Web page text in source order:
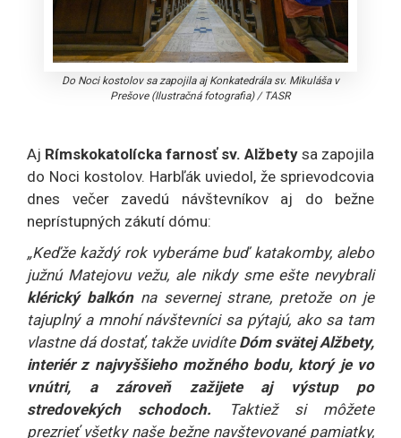
Do Noci kostolov sa zapojila aj Konkatedrála sv. Mikuláša v
Prešove (Ilustračná fotografia)/ TASR
Aj Rímskokatolícka farnosť sv. Alžbety sa zapojila
do Noci kostolov. Harbľák uviedol, že sprievodcovia
dnes večer zavedú návštevníkov aj do bežne
neprístupných zákutí dómu:
„Keďže každý rok vyberáme buď katakomby, alebo
južnú Matejovu vežu, ale nikdy sme ešte nevybrali
klérický balkónna severnej strane, pretože on je
tajuplný a mnohí návštevníci sa pýtajú, ako sa tam
vlastne dá dostať, takže uvidíte Dóm svätej Alžbety,
interiér z najvyššieho možného bodu, ktorý je vo
vnútri, a zároveň zažijete aj výstup po
stredovekých schodoch.
Taktiež si môžete
prezrieť všetky naše bežne navštevované pamiatky,